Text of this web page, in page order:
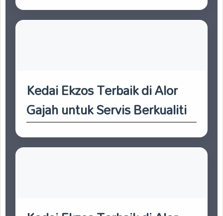
Kedai Ekzos Terbaik di Alor
Gajah untuk Servis Berkualiti